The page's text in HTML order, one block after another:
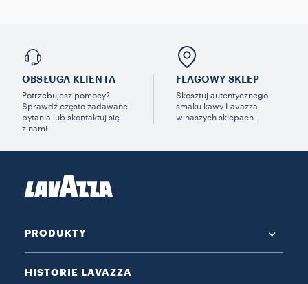
OBSŁUGA KLIENTA
Potrzebujesz pomocy?
Sprawdź często zadawane
pytania lub skontaktuj się
z nami.
FLAGOWY SKLEP
Skosztuj autentycznego
smaku kawy Lavazza
w naszych sklepach.
PRODUKTY
HISTORIE LAVAZZA